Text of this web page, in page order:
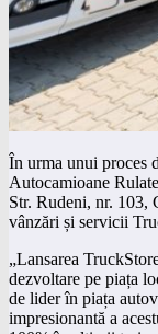
În urma unui proces
Autocamioane
Str. Rudeni, nr. 103,
vânzări și servicii
„Lansarea
dezvoltare pe piața
de lider în piața
impresionantă a